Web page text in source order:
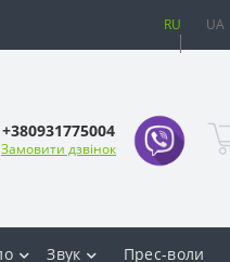
UA
+380931775004
Замовити дзвінок
Звук Прес-воли